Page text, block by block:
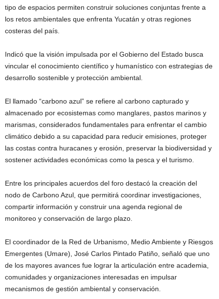
tipo de espacios permiten construir soluciones conjuntas frente a
los retos ambientales que enfrenta Yucatán y otras regiones
costeras del país.
Indicó que la visión impulsada por el Gobierno del Estado busca
vincular el conocimiento científico y humanístico con estrategias de
desarrollo sostenible y protección ambiental.
El llamado “carbono azul” se refiere al carbono capturado y
almacenado por ecosistemas como manglares, pastos marinos y
marismas, considerados fundamentales para enfrentar el cambio
climático debido a su capacidad para reducir emisiones, proteger
las costas contra huracanes y erosión, preservar la biodiversidad y
sostener actividades económicas como la pesca y el turismo.
Entre los principales acuerdos del foro destacó la creación del
nodo de Carbono Azul, que permitirá coordinar investigaciones,
compartir información y construir una agenda regional de
monitoreo y conservación de largo plazo.
El coordinador de la Red de Urbanismo, Medio Ambiente y Riesgos
Emergentes (Umare), José Carlos Pintado Patiño, señaló que uno
de los mayores avances fue lograr la articulación entre academia,
comunidades y organizaciones interesadas en impulsar
mecanismos de gestión ambiental y conservación.